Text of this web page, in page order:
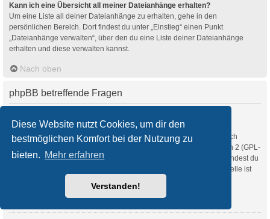
Diese Website nutzt Cookies, um dir den
bestmöglichen Komfort bei der Nutzung zu
bieten. Mehr erfahren
Verstanden!
Kann ich eine Übersicht all meiner Dateianhänge erhalten?
Um eine Liste all deiner Dateianhänge zu erhalten, gehe in den
persönlichen Bereich. Dort findest du unter „Einstieg“ einen Punkt
„Dateianhänge verwalten“, über den du eine Liste deiner Dateianhänge
erhalten und diese verwalten kannst.
Nach oben
phpBB betreffende Fragen
Diese Software (in ihrer unmodifizierten Fassung) wurde von
phpBB Limited
entwickelt und veröffentlicht. Sie ist urheberrechtlich
geschützt. Sie wurde unter der GNU General Public License, Version 2 (GPL-
2.0) veröffentlicht und kann frei vertrieben werden. Weitere Details findest du
. Eine deutschsprachige Anlaufstelle ist